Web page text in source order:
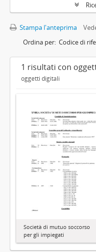
Stampa l'anteprima
Ordina per: Codice di
1 risultati con
oggetti digitali
Società di mutuo soccorso
per gli impiegati